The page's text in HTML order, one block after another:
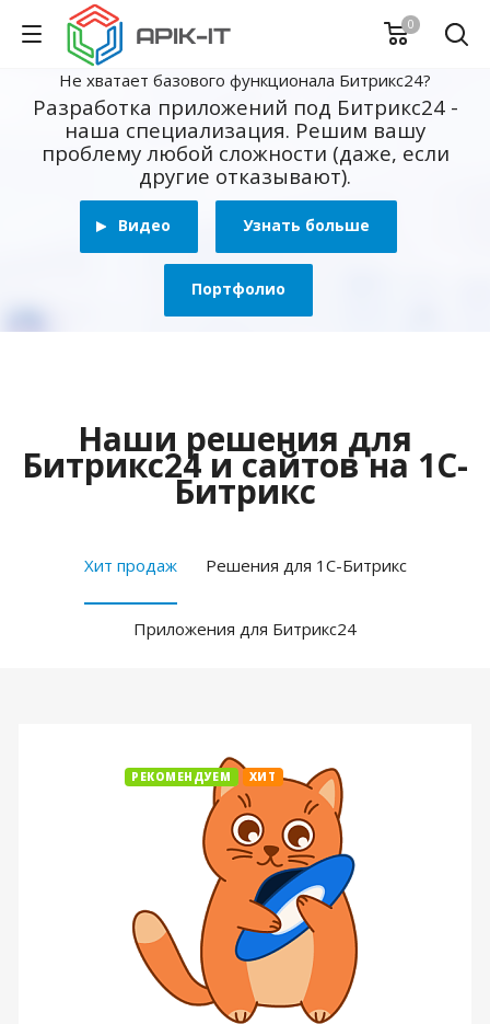
0
Не хватает базового функционала Битрикс24?
Разработка приложений под Битрикс24 -
наша специализация. Решим вашу
проблему любой сложности (даже, если
другие отказывают).
Видео Узнать больше
Портфолио
Наши решения для
Битрикс24 и сайтов на 1С-
Битрикс
Хит продаж Решения для 1С-Битрикс
Приложения для Битрикс24
РЕКОМЕНДУЕМ ХИТ